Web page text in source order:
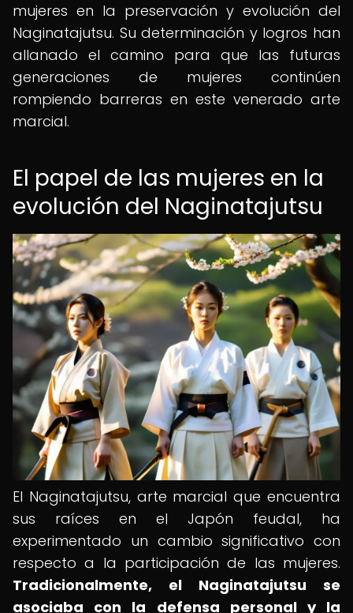
mujeres en la preservación y evolución del
Naginatajutsu. Su determinación y logros han
allanado el camino para que las futuras
generaciones de mujeres continúen
rompiendo barreras en este venerado arte
marcial.
El papel de las mujeres en la
evolución del Naginatajutsu
El Naginatajutsu, arte marcial que encuentra
sus raíces en el Japón feudal, ha
experimentado un cambio significativo con
respecto a la participación de las mujeres.
Tradicionalmente, el Naginatajutsu se
asociaba con la defensa personal y la